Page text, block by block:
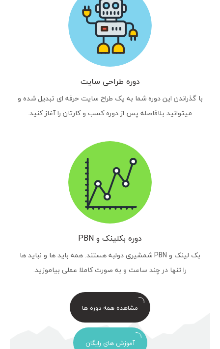
دوره طراحی سایت
با گذراندن این دوره شما به یک طراح سایت حرفه ای تبدیل شده و
میتوانید بلافاصله پس از دوره کسب و کارتان را آغاز کنید.
دوره بکلینک و PBN
بک لینک و PBN شمشیری دولبه هستند. همه باید ها و نباید ها
را تنها در چند ساعت و به صورت کاملا عملی بیاموزید.
مشاهده همه دوره ها
آموزش های رایگان